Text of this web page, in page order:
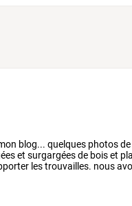
blog... quelques photosde
et surgargéesde boiset
lestrouvailles. nous